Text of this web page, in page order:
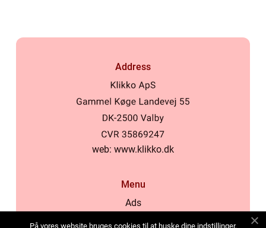
Address
web: www.klikko.dk
Menu
Ads
På vores website bruges cookies til at huske dine indstillinger,